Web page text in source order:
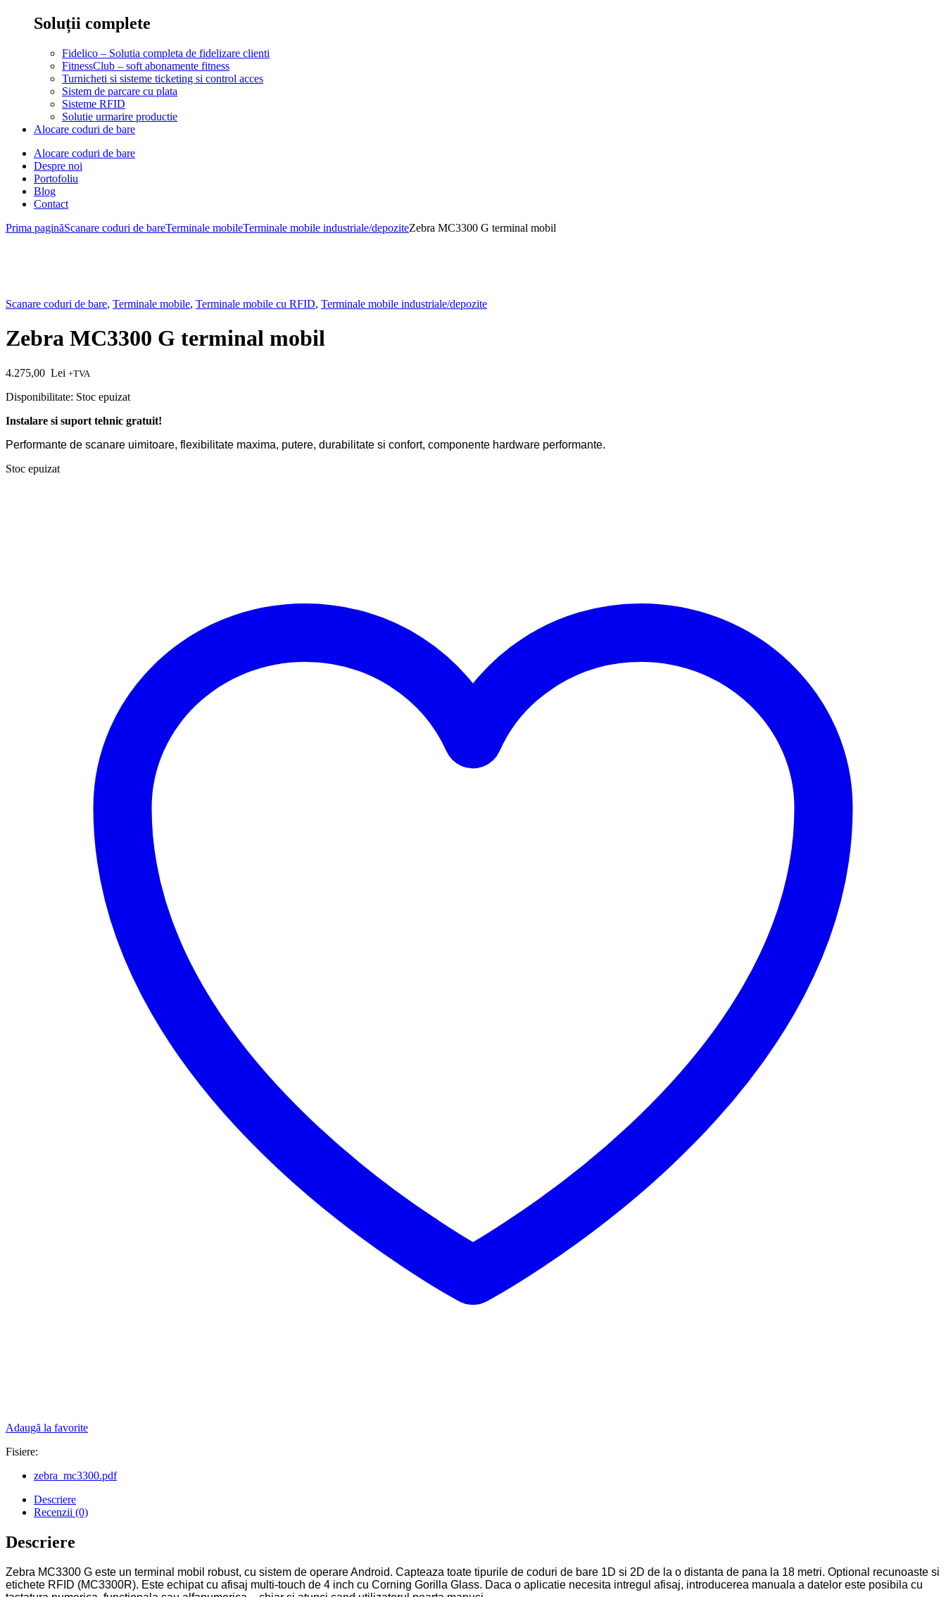
Soluții complete
Fidelico – Solutia completa de fidelizare clienti
FitnessClub – soft abonamente fitness
Turnicheti si sisteme ticketing si control acces
Sistem de parcare cu plata
Sisteme RFID
Solutie urmarire productie
Alocare coduri de bare
Alocare coduri de bare
Despre noi
Portofoliu
Blog
Contact
Prima paginăScanare coduri de bareTerminale mobileTerminale mobile industriale/depoziteZebra MC3300 G terminal mobil
Scanare coduri de bare, Terminale mobile, Terminale mobile cu RFID, Terminale mobile industriale/depozite
Zebra MC3300 G terminal mobil
4.275,00 Lei +TVA
Disponibilitate: Stoc epuizat
Instalare si suport tehnic gratuit!
Performante de scanare uimitoare, flexibilitate maxima, putere, durabilitate si confort, componente hardware performante.
Stoc epuizat
Adaugă la favorite
Fisiere:
zebra_mc3300.pdf
Descriere
Recenzii (0)
Descriere
Zebra MC3300 G este un terminal mobil robust, cu sistem de operare Android. Capteaza toate tipurile de coduri de bare 1D si 2D de la o distanta de pana la 18 metri. Optional recunoaste si
etichete RFID (MC3300R). Este echipat cu afisaj multi-touch de 4 inch cu Corning Gorilla Glass. Daca o aplicatie necesita intregul afisaj, introducerea manuala a datelor este posibila cu